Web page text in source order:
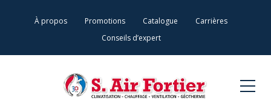
À propos Promotions Catalogue
Carrières
Conseils d’expert